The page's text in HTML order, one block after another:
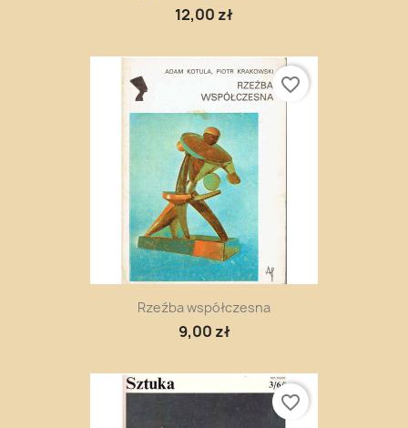
12,00 zł
Rzeźba współczesna
9,00 zł
favorite_border
favorite_border